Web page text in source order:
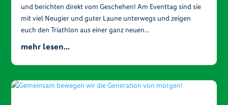
und berichten direkt vom Geschehen! Am Eventtag sind sie
mit viel Neugier und guter Laune unterwegs und zeigen
euch den Triathlon aus einer ganz neuen...
mehr lesen...